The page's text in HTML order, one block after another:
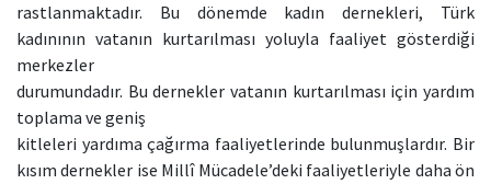
rastlanmaktadır. Bu dönemde kadın dernekleri, Türk
kadınının vatanın kurtarılması yoluyla faaliyet gösterdiği
merkezler
durumundadır. Bu dernekler vatanın kurtarılması için yardım
toplama ve geniş
kitleleri yardıma çağırma faaliyetlerinde bulunmuşlardır. Bir
kısım dernekler ise Millî Mücadele’deki faaliyetleriyle daha ön